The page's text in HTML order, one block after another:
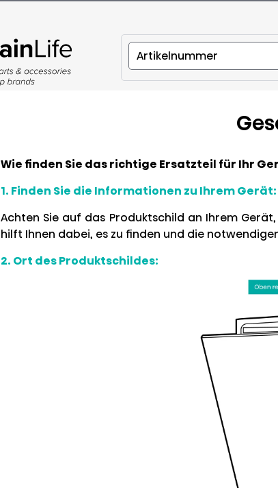
Wie finden Sie das richtige Ersatzteil für Ihr
1. Finden Sie die Informationen zu Ihrem Gerät:
Achten Sie auf das Produktschild an Ihrem
hilft Ihnen dabei, es zu finden und die
2. Ort des Produktschildes: